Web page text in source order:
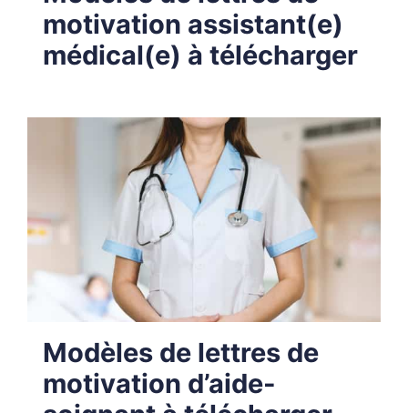
motivation assistant(e)
médical(e) à télécharger
Modèles de lettres de
motivation d’aide-